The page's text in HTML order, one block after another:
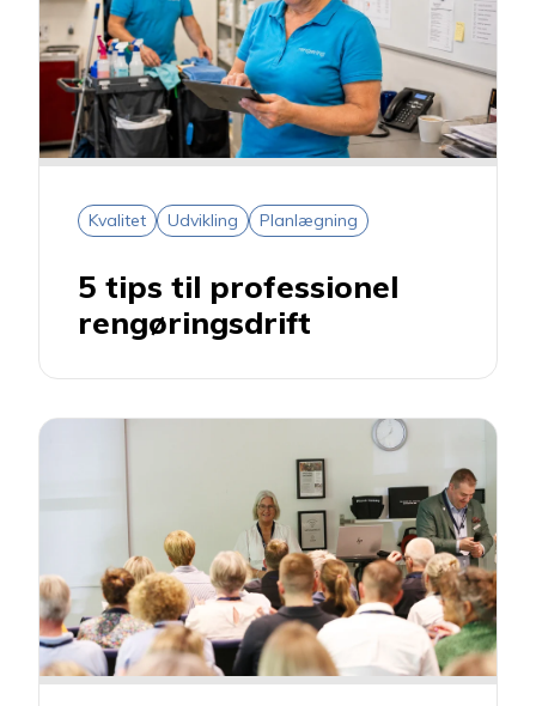
Kvalitet Udvikling Planlægning
5 tips til professionel
rengøringsdrift